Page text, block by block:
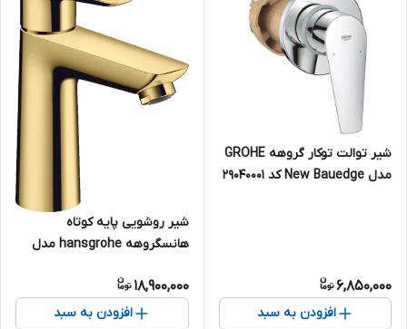
شیر توالت توکار گروهه GROHE
مدل New Bauedge کد 29040001
6,850,000
افزودن به سبد
شیر روشویی پایه کوتاه
هانسگروهه hansgrohe مدل
18,900,000
افزودن به سبد